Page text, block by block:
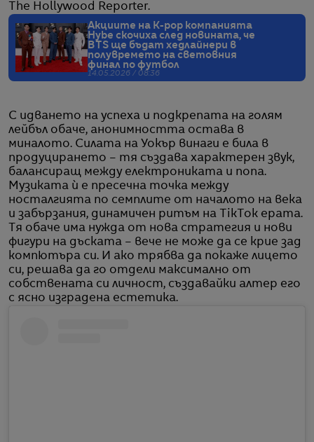
The Hollywood Reporter.
Акциите на K-pop компанията
Hybe скочиха след новината, че
BTS ще бъдат хедлайнери в
полувремето на световния
финал по футбол
14.05.2026 / 08:36
С идването на успеха и подкрепата на голям
лейбъл обаче, анонимността остава в
миналото. Силата на Уокър винаги е била в
продуцирането – тя създава характерен звук,
балансиращ между електрониката и попа.
Музиката ѝ е пресечна точка между
носталгията по семплите от началото на века
и забързания, динамичен ритъм на TikTok ерата.
Тя обаче има нужда от нова стратегия и нови
фигури на дъската – вече не може да се крие зад
компютъра си. И ако трябва да покаже лицето
си, решава да го отдели максимално от
собствената си личност, създавайки алтер его
с ясно изградена естетика.